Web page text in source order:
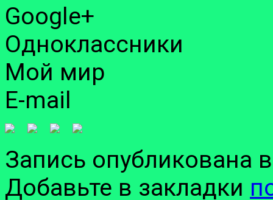
Google+
Одноклассники
Мой мир
E-mail
Запись опубликована
Добавьте в закладки